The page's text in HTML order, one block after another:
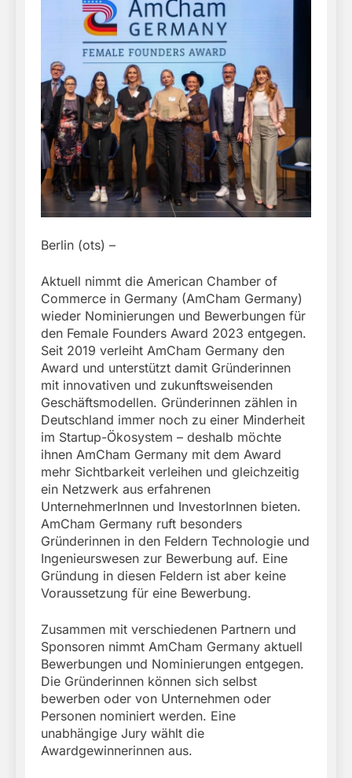
Berlin (ots) –
Aktuell nimmt die American Chamber of
Commerce in Germany (AmCham Germany)
wieder Nominierungen und Bewerbungen für
den Female Founders Award 2023 entgegen.
Seit 2019 verleiht AmCham Germany den
Award und unterstützt damit Gründerinnen
mit innovativen und zukunftsweisenden
Geschäftsmodellen. Gründerinnen zählen in
Deutschland immer noch zu einer Minderheit
im Startup-Ökosystem – deshalb möchte
ihnen AmCham Germany mit dem Award
mehr Sichtbarkeit verleihen und gleichzeitig
ein Netzwerk aus erfahrenen
UnternehmerInnen und InvestorInnen bieten.
AmCham Germany ruft besonders
Gründerinnen in den Feldern Technologie und
Ingenieurswesen zur Bewerbung auf. Eine
Gründung in diesen Feldern ist aber keine
Voraussetzung für eine Bewerbung.
Zusammen mit verschiedenen Partnern und
Sponsoren nimmt AmCham Germany aktuell
Bewerbungen und Nominierungen entgegen.
Die Gründerinnen können sich selbst
bewerben oder von Unternehmen oder
Personen nominiert werden. Eine
unabhängige Jury wählt die
Awardgewinnerinnen aus.